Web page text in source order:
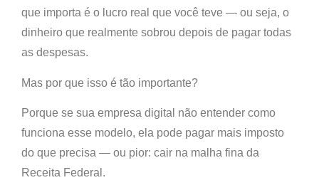
que importa é o lucro real que você teve — ou seja, o
dinheiro que realmente sobrou depois de pagar todas
as despesas.
Mas por que isso é tão importante?
Porque se sua empresa digital não entender como
funciona esse modelo, ela pode pagar mais imposto
do que precisa — ou pior: cair na malha fina da
Receita Federal .